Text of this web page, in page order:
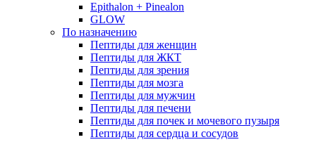
Epithalon + Pinealon
GLOW
По назначению
Пептиды для женщин
Пептиды для ЖКТ
Пептиды для зрения
Пептиды для мозга
Пептиды для мужчин
Пептиды для печени
Пептиды для почек и мочевого пузыря
Пептиды для сердца и сосудов